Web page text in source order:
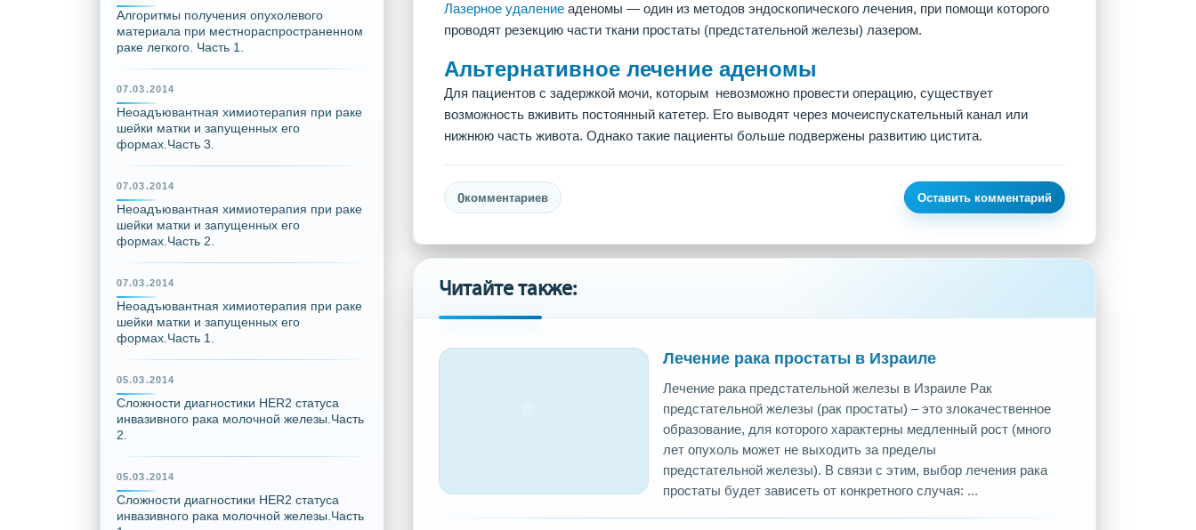
Алгоритмы получения опухолевого
материала при местнораспространенном
раке легкого. Часть 1.
07.03.2014
Неоадъювантная химиотерапия при раке
шейки матки и запущенных его
формах.Часть 3.
07.03.2014
Неоадъювантная химиотерапия при раке
шейки матки и запущенных его
формах.Часть 2.
07.03.2014
Неоадъювантная химиотерапия при раке
шейки матки и запущенных его
формах.Часть 1.
05.03.2014
Сложности диагностики HER2 статуса
инвазивного рака молочной железы.Часть
2.
05.03.2014
Сложности диагностики HER2 статуса
инвазивного рака молочной железы.Часть
Лазерное удаление аденомы — один из методов эндоскопического лечения, при помощи которого
проводят резекцию части ткани простаты (предстательной железы) лазером.
Альтернативное лечение аденомы
Для пациентов с задержкой мочи, которым невозможно провести операцию, существует
возможность вживить постоянный катетер. Его выводят через мочеиспускательный канал или
нижнюю часть живота. Однако такие пациенты больше подвержены развитию цистита.
0комментариев Оставить комментарий
Читайте также:
Лечение рака простаты в Израиле
Лечение рака предстательной железы в Израиле Рак
предстательной железы (рак простаты) – это злокачественное
образование, для которого характерны медленный рост (много
лет опухоль может не выходить за пределы
предстательной железы). В связи с этим, выбор лечения рака
простаты будет зависеть от конкретного случая: ...